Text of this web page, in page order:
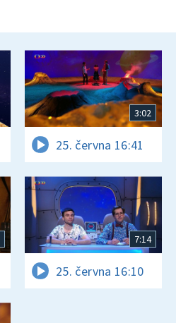
3:02
25. června 16:41
7:14
25. června 16:10